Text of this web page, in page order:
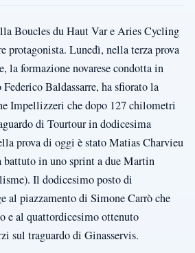
Boucles du Haut Var e Aries Cycling
protagonista. Lunedì, nella terza prova
la formazione novarese condotta in
Baldassarre, ha sfiorato la
Impellizzeri che dopo 127 chilometri
di Tourtour in dodicesima
prova di oggi è stato Matias Charvieu
battuto in uno sprint a due Martin
Il dodicesimo posto di
al piazzamento di Simone Carrò che
e al quattordicesimo ottenuto
sul traguardo di Ginasservis.